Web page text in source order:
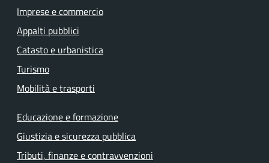
Imprese e commercio
Appalti pubblici
Catasto e urbanistica
Turismo
Mobilità e trasporti
Educazione e formazione
Giustizia e sicurezza pubblica
Tributi, finanze e contravvenzioni